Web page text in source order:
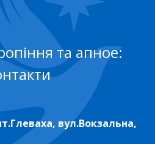
та апное:
вул.Вокзальна,